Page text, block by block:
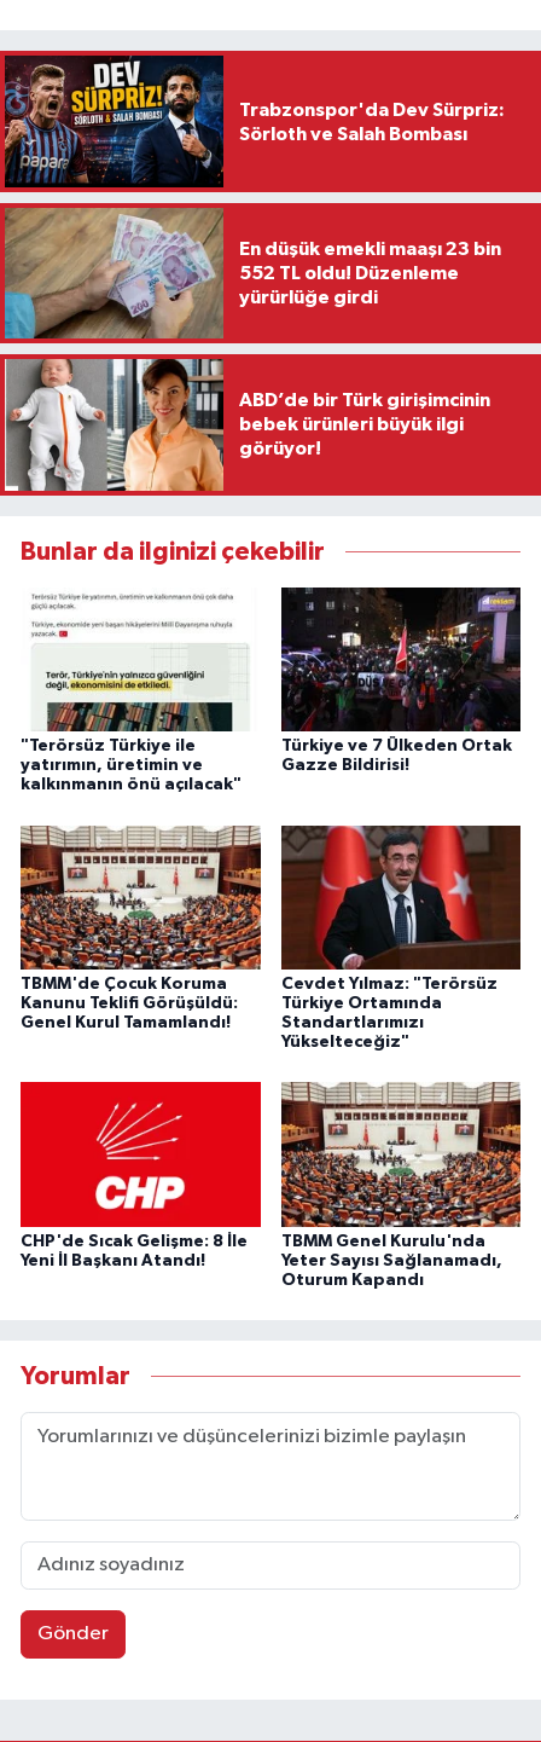
Trabzonspor'da Dev Sürpriz:
Sörloth ve Salah Bombası
En düşük emekli maaşı 23 bin
552 TL oldu! Düzenleme
yürürlüğe girdi
ABD’de bir Türk girişimcinin
bebek ürünleri büyük ilgi
görüyor!
Bunlar da ilginizi çekebilir
"Terörsüz Türkiye ile
yatırımın, üretimin ve
kalkınmanın önü açılacak"
Türkiye ve 7 Ülkeden Ortak
Gazze Bildirisi!
TBMM'de Çocuk Koruma
Kanunu Teklifi Görüşüldü:
Genel Kurul Tamamlandı!
Cevdet Yılmaz: "Terörsüz
Türkiye Ortamında
Standartlarımızı
Yükselteceğiz"
CHP'de Sıcak Gelişme: 8 İle
Yeni İl Başkanı Atandı!
TBMM Genel Kurulu'nda
Yeter Sayısı Sağlanamadı,
Oturum Kapandı
Yorumlar
Gönder